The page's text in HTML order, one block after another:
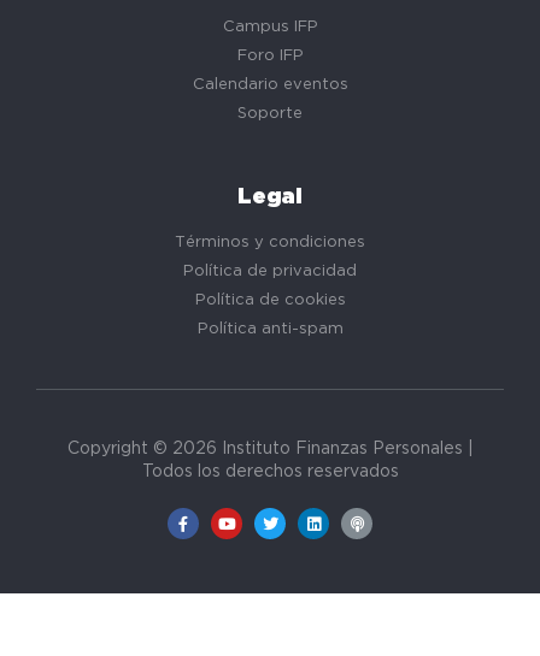
Campus IFP
Foro IFP
Calendario eventos
Soporte
Legal
Términos y condiciones
Política de privacidad
Política de cookies
Política anti-spam
Copyright © 2026 Instituto Finanzas Personales |
Todos los derechos reservados